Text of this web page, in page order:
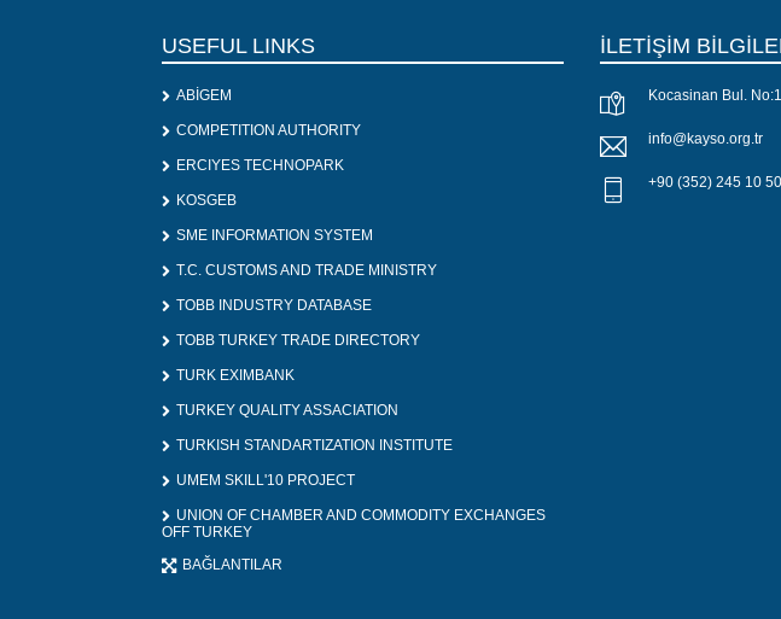
USEFUL LINKS
ABİGEM
COMPETITION AUTHORITY
ERCIYES TECHNOPARK
KOSGEB
SME INFORMATION SYSTEM
T.C. CUSTOMS AND TRADE MINISTRY
TOBB INDUSTRY DATABASE
TOBB TURKEY TRADE DIRECTORY
TURK EXIMBANK
TURKEY QUALITY ASSACIATION
TURKISH STANDARTIZATION INSTITUTE
UMEM SKILL'10 PROJECT
UNION OF CHAMBER AND COMMODITY EXCHANGES
OFF TURKEY
BAĞLANTILAR
İLETİŞİM
Kocasinan Bul.
info@kayso.org.tr
+90 (352) 245 10 50